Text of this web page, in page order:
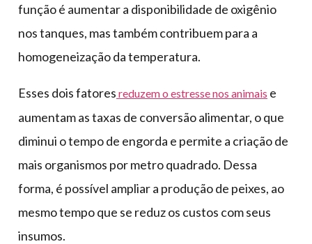
função é aumentar a disponibilidade de oxigênio
nos tanques, mas também contribuem para a
homogeneização da temperatura.
Esses dois fatores reduzem o estresse nos animais e
aumentam as taxas de conversão alimentar, o que
diminui o tempo de engorda e permite a criação de
mais organismos por metro quadrado. Dessa
forma, é possível ampliar a produção de peixes, ao
mesmo tempo que se reduz os custos com seus
insumos.